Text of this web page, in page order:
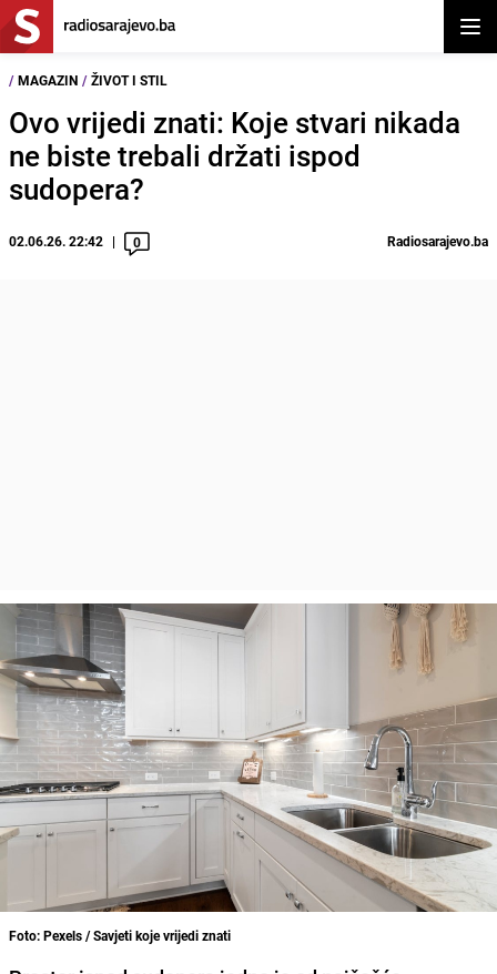
/ MAGAZIN / ŽIVOT I STIL
Ovo vrijedi znati: Koje stvari nikada
ne biste trebali držati ispod
sudopera?
02.06.26. 22:42 0 Radiosarajevo.ba
Foto: Pexels / Savjeti koje vrijedi znati